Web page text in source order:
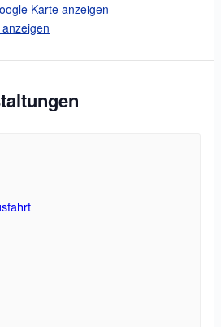
Karte anzeigen